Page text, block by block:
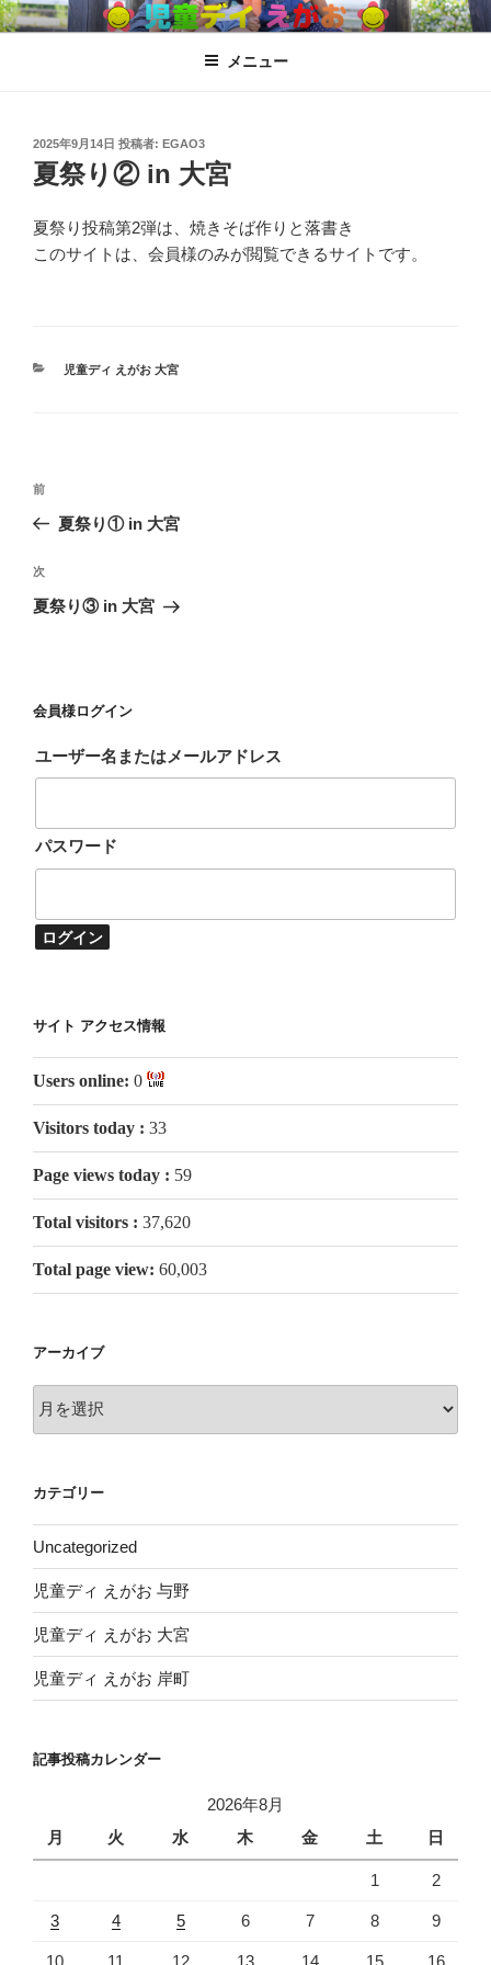
コ
ン
児童ディ えがお
児童発達支援、放課後児童ディサービス
メニュー
投
稿
日:
2025年9月14日 投稿者: EGAO3
夏祭り② in 大宮
夏祭り投稿第2弾は、焼きそば作りと落書き
このサイトは、会員様のみが閲覧できるサイトです。
カ
児童ディ えがお 大宮
投
ビ
ゲ
ン
過
去
投
稿
前
夏祭り① in 大宮
次
の
次
夏祭り③ in 大宮
会員様ログイン
ユーザー名またはメールアドレス
パスワード
サイト アクセス情報
Users online: 0
Visitors today : 33
Page views today : 59
Total visitors : 37,620
Total page view: 60,003
アーカイブ
ー
ブ
カテゴリー
Uncategorized
児童ディ えがお 与野
児童ディ えがお 大宮
児童ディ えがお 岸町
記事投稿カレンダー
2026年8月
月
火 水 木 金 土 日
1 2
3 4 5 6 7 8 9
10 11 12 13 14 15 16